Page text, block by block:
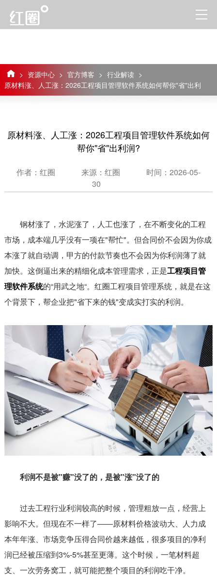
> 资源中心 > 官方博客 > 行业解读 >
原材料涨、人工涨：2026工程项目管理软件系统如何帮你"省"出利
润?
原材料涨、人工涨：2026工程项目管理软件系统如何
帮你"省"出利润?
作者：红圈 来源：红圈
时间：2026-05-
30
钢材涨了，水泥涨了，人工也涨了，在不断变化的工程
市场，成本端几乎没有一项在"帮忙"。但合同价不会因为你成
本涨了就自动调，甲方的付款节奏也不会因为你利润薄了就
加快。这倒逼出来的精细化成本管理需求，正是工程项目管
理软件系统的“用武之地“。红圈工程项目管理系统，就是在这
个背景下，帮企业把"省下来的钱"变成实打实的利润。
利润不是被"赚"没了的，是被"涨"没了的
过去工程行业利润较高的时候，管理粗放一点，经营上
影响不大。但现在不一样了——原材料价格波动大、人力成
本年年涨、市场竞争压得合同价越来越低，很多项目的净利
润已经被压缩到3%-5%甚至更薄。这个时候，一笔材料超
支、一次劳务窝工，就可能把整个项目的利润吃干净。